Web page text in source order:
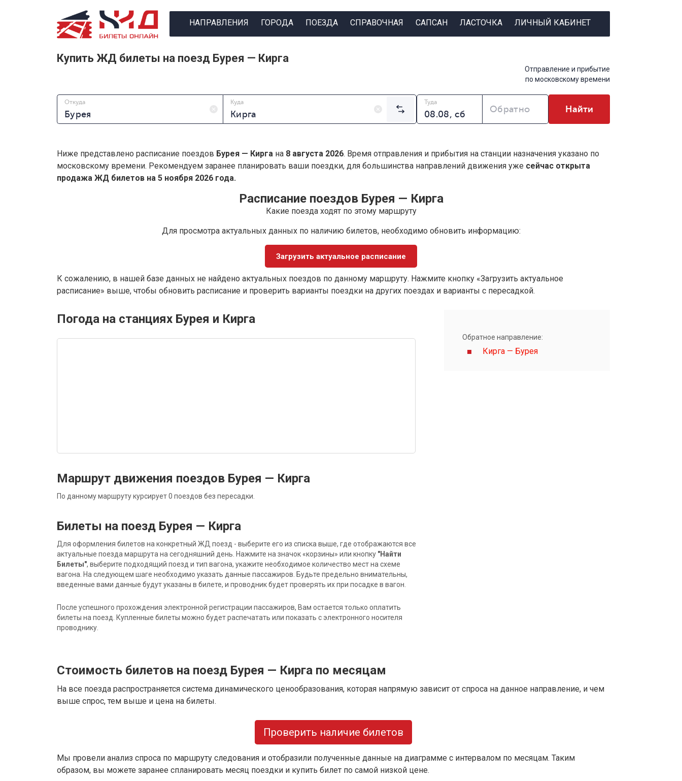
НАПРАВЛЕНИЯ ГОРОДА ПОЕЗДА СПРАВОЧНАЯ САПСАН ЛАСТОЧКА ЛИЧНЫЙ КАБИНЕТ
Купить ЖД билеты на поезд Бурея — Кирга
Отправление и прибытие
по московскому времени
Откуда Куда Туда
Обратно Найти
Ниже представлено расписание поездов Бурея — Кирга на 8 августа 2026. Время отправления и прибытия на станции назначения указано по
московскому времени. Рекомендуем заранее планировать ваши поездки, для большинства направлений движения уже сейчас открыта
продажа ЖД билетов на 5 ноября 2026 года.
Расписание поездов Бурея — Кирга
Какие поезда ходят по этому маршруту
Для просмотра актуальных данных по наличию билетов, необходимо обновить информацию:
Загрузить актуальное расписание
К сожалению, в нашей базе данных не найдено актуальных поездов по данному маршруту. Нажмите кнопку «Загрузить актуальное
расписание» выше, чтобы обновить расписание и проверить варианты поездки на других поездах и варианты с пересадкой.
Погода на станциях Бурея и Кирга
Маршрут движения поездов Бурея — Кирга
По данному маршруту курсирует 0 поездов без пересадки.
Билеты на поезд Бурея — Кирга
Для оформления билетов на конкретный ЖД поезд - выберите его из списка выше, где отображаются все
актуальные поезда маршрута на сегодняшний день. Нажмите на значок «корзины» или кнопку "Найти
Билеты", выберите подходящий поезд и тип вагона, укажите необходимое количество мест на схеме
вагона. На следующем шаге необходимо указать данные пассажиров. Будьте предельно внимательны,
введенные вами данные будут указаны в билете, и проводник будет проверять их при посадке в вагон.
После успешного прохождения электронной регистрации пассажиров, Вам остается только оплатить
билеты на поезд. Купленные билеты можно будет распечатать или показать с электронного носителя
проводнику.
Обратное направление:
Кирга — Бурея
Стоимость билетов на поезд Бурея — Кирга по месяцам
На все поезда распространяется система динамического ценообразования, которая напрямую зависит от спроса на данное направление, и чем
выше спрос, тем выше и цена на билеты.
Проверить наличие билетов
Мы провели анализ спроса по маршруту следования и отобразили полученные данные на диаграмме с интервалом по месяцам. Таким
образом, вы можете заранее спланировать месяц поездки и купить билет по самой низкой цене.